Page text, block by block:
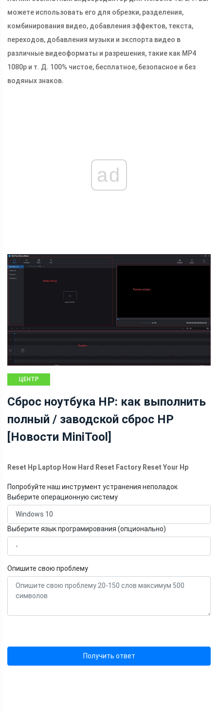
можете использовать его для обрезки, разделения,
комбинирования видео, добавления эффектов, текста,
переходов, добавления музыки и экспорта видео в
различные видеоформаты и разрешения, такие как MP4
1080p и т. Д. 100% чистое, бесплатное, безопасное и без
водяных знаков.
ad
ЦЕНТР
MINITOOL
Сброс ноутбука HP: как выполнить
полный / заводской сброс HP
[Новости MiniTool]
Reset Hp Laptop How Hard Reset Factory Reset Your Hp
Попробуйте наш инструмент устранения неполадок
Выберите операционную систему
Выберите язык програмирования (опционально)
Опишите свою проблему
Получить ответ